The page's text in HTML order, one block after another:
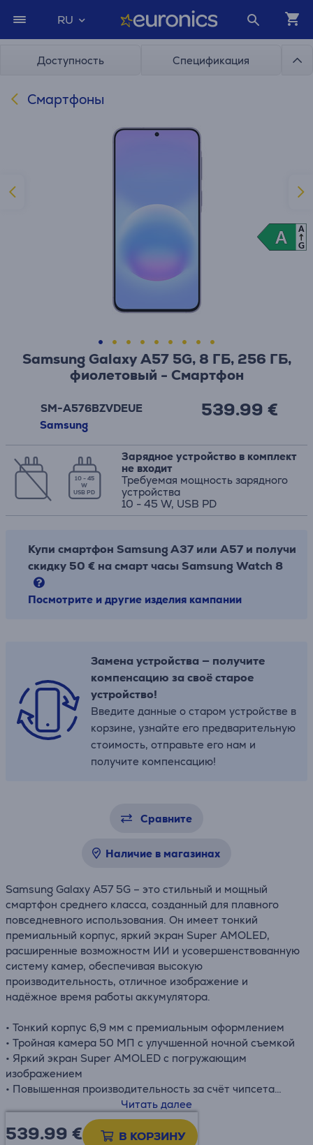
RU
Доступность Спецификация
Смартфоны
Samsung Galaxy A57 5G, 8 ГБ, 256 ГБ,
фиолетовый - Смартфон
SM-A576BZVDEUE
Samsung
539.99 €
10 - 45
W
USB PD
Зарядное устройство в комплект
не входит
Требуемая мощность зарядного
устройства
10 - 45 W, USB PD
Купи смартфон Samsung A37 или A57 и получи
скидку 50 € на смарт часы Samsung Watch 8
Посмотрите и другие изделия кампании
Замена устройства — получите
компенсацию за своё старое
устройство!
Введите данные о старом устройстве в
корзине, узнайте его предварительную
стоимость, отправьте его нам и
получите компенсацию!
Сравните
Наличие в магазинах
Samsung Galaxy A57 5G – это стильный и мощный
смартфон среднего класса, созданный для плавного
повседневного использования. Он имеет тонкий
премиальный корпус, яркий экран Super AMOLED,
расширенные возможностм ИИ и усовершенствованную
систему камер, обеспечивая высокую
производительность, отличное изображение и
надёжное время работы аккумулятора.
• Тонкий корпус 6,9 мм с премиальным оформлением
• Тройная камера 50 МП с улучшенной ночной съемкой
• Яркий экран Super AMOLED с погружающим
изображением
• Повышенная производительность за счёт чипсета
• Функции ИИ для умных фотографий и продуктивности
Читать далее
539.99 € В КОРЗИНУ
Информационный лист
A
A
A
G